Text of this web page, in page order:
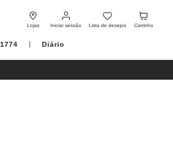
Lojas Iniciar sessão
Iniciar
sessão
Lista de desejos
Lista
de
Carrinho
Carrinho
1774 Diário